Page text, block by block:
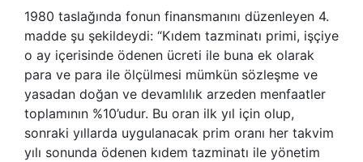
1980 taslağında fonun finansmanını düzenleyen 4.
madde şu şekildeydi: “Kıdem tazminatı primi, işçiye
o ay içerisinde ödenen ücreti ile buna ek olarak
para ve para ile ölçülmesi mümkün sözleşme ve
yasadan doğan ve devamlılık arzeden menfaatler
toplamının %10’udur. Bu oran ilk yıl için olup,
sonraki yıllarda uygulanacak prim oranı her takvim
yılı sonunda ödenen kıdem tazminatı ile yönetim